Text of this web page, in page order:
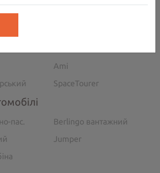
Ami
SpaceTourer
пас.
Berlingo вантажний
Jumper